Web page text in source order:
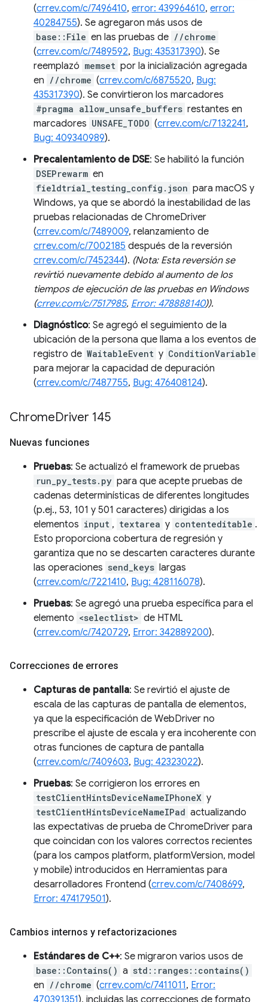
(crrev.com/c/7496410, error: 439964610, error:
40284755). Se agregaron más usos de
base::File en las pruebas de //chrome
(crrev.com/c/7489592, Bug: 435317390). Se
reemplazó memset por la inicialización agregada
en //chrome (crrev.com/c/6875520, Bug:
435317390). Se convirtieron los marcadores
#pragma allow_unsafe_buffers restantes en
marcadores UNSAFE_TODO (crrev.com/c/7132241,
Bug: 409340989).
Precalentamiento de DSE: Se habilitó la función
DSEPrewarm en
fieldtrial_testing_config.json para macOS y
Windows, ya que se abordó la inestabilidad de las
pruebas relacionadas de ChromeDriver
(crrev.com/c/7489009, relanzamiento de
crrev.com/c/7002185 después de la reversión
crrev.com/c/7452344). (Nota: Esta reversión se
revirtió nuevamente debido al aumento de los
tiempos de ejecución de las pruebas en Windows
(crrev.com/c/7517985, Error: 478888140)).
Diagnóstico: Se agregó el seguimiento de la
ubicación de la persona que llama a los eventos de
registro de WaitableEvent y ConditionVariable
para mejorar la capacidad de depuración
(crrev.com/c/7487755, Bug: 476408124).
ChromeDriver 145
Nuevas funciones
Pruebas: Se actualizó el framework de pruebas
run_py_tests.py para que acepte pruebas de
cadenas determinísticas de diferentes longitudes
(p.ej., 53, 101 y 501 caracteres) dirigidas a los
elementos input , textarea y contenteditable .
Esto proporciona cobertura de regresión y
garantiza que no se descarten caracteres durante
las operaciones send_keys largas
(crrev.com/c/7221410, Bug: 428116078).
Pruebas: Se agregó una prueba específica para el
elemento <selectlist> de HTML
(crrev.com/c/7420729, Error: 342889200).
Correcciones de errores
Capturas de pantalla: Se revirtió el ajuste de
escala de las capturas de pantalla de elementos,
ya que la especificación de WebDriver no
prescribe el ajuste de escala y era incoherente con
otras funciones de captura de pantalla
(crrev.com/c/7409603, Bug: 42323022).
Pruebas: Se corrigieron los errores en
testClientHintsDeviceNameIPhoneX y
testClientHintsDeviceNameIPad actualizando
las expectativas de prueba de ChromeDriver para
que coincidan con los valores correctos recientes
(para los campos platform, platformVersion, model
y mobile) introducidos en Herramientas para
desarrolladores Frontend (crrev.com/c/7408699,
Error: 474179501).
Cambios internos y refactorizaciones
Estándares de C++: Se migraron varios usos de
base::Contains() a std::ranges::contains()
en //chrome (crrev.com/c/7411011, Error:
470391351 ), incluidas las correcciones de formato